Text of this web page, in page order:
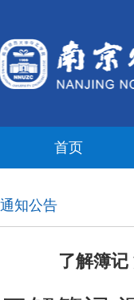
首页
通知公告
了解簿